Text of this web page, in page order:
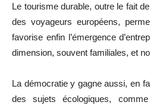
Le tourisme durable, outre le fait
des voyageurs européens,
favorise enfin l’émergence
dimension, souvent familiales, et
La démocratie y gagne aussi, en
des sujets écologiques,